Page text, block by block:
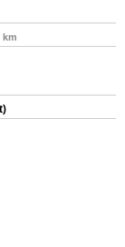
km